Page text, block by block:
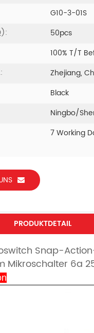
G10-3-01S
50pcs
100% T/T
Zhejiang,
Black
Ningbo/
7 Working
PRODUKTDETAIL
Snap-
Mikroschalter 6a